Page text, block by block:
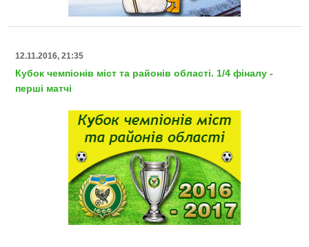
12.11.2016, 21:35
Кубок чемпіонів міст та районів області. 1/4 фіналу -
перші матчі